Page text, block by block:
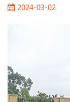
2024-03-02